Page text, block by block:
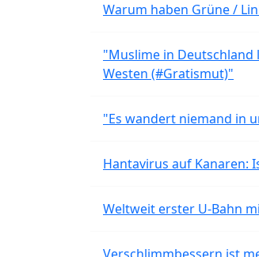
Warum haben Grüne /
"Muslime in Deutschland
Westen (#Gratismut)"
"Es wandert niemand in
Hantavirus auf Kanaren:
Weltweit erster U-Bahn